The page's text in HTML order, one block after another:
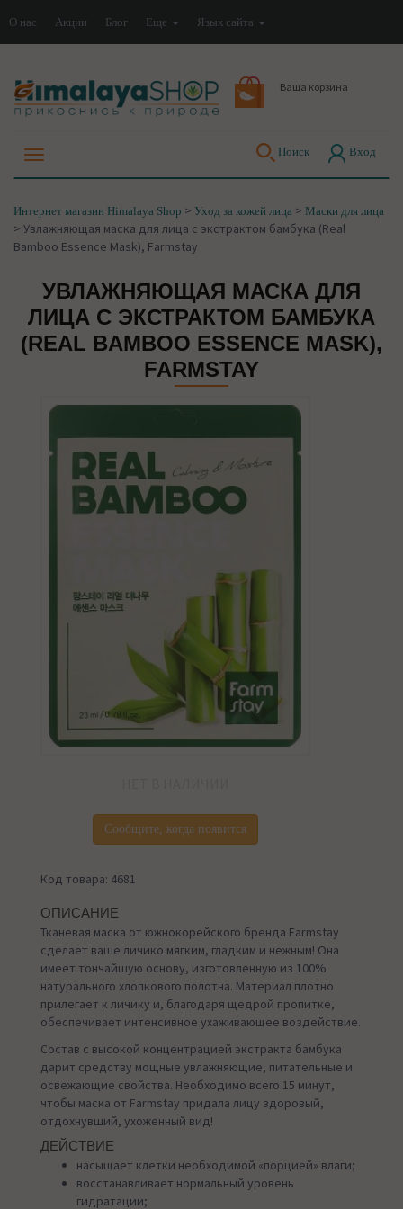
О нас Акции Блог Еще Язык сайта
Ваша корзина
Поиск Вход
Интернет магазин Himalaya Shop > Уход за кожей лица > Маски для лица
> Увлажняющая маска для лица с экстрактом бамбука (Real
Bamboo Essence Mask), Farmstay
УВЛАЖНЯЮЩАЯ МАСКА ДЛЯ
ЛИЦА С ЭКСТРАКТОМ БАМБУКА
(REAL BAMBOO ESSENCE MASK),
FARMSTAY
Сообщите, когда появится
Код товара: 4681
ОПИСАНИЕ
Тканевая маска от южнокорейского бренда Farmstay
сделает ваше личико мягким, гладким и нежным! Она
имеет тончайшую основу, изготовленную из 100%
натурального хлопкового полотна. Материал плотно
прилегает к личику и, благодаря щедрой пропитке,
обеспечивает интенсивное ухаживающее воздействие.
Состав с высокой концентрацией экстракта бамбука
дарит средству мощные увлажняющие, питательные и
освежающие свойства. Необходимо всего 15 минут,
чтобы маска от Farmstay придала лицу здоровый,
отдохнувший, ухоженный вид!
ДЕЙСТВИЕ
насыщает клетки необходимой «порцией» влаги;
восстанавливает нормальный уровень
гидратации;